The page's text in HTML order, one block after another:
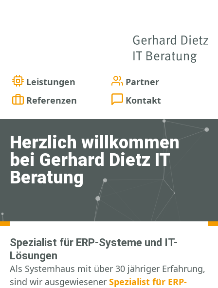
Leistungen
Partner
Referenzen
Kontakt
Herzlich willkommen
bei Gerhard Dietz IT
Beratung
Spezialist für ERP-Systeme und IT-
Lösungen
Als Systemhaus mit über 30 jähriger Erfahrung,
sind wir ausgewiesener Spezialist für ERP-